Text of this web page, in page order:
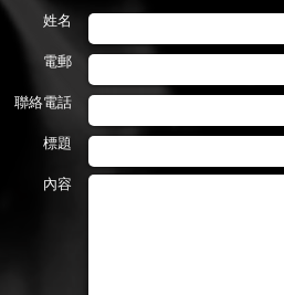
姓名
電郵
聯絡電話
標題
內容